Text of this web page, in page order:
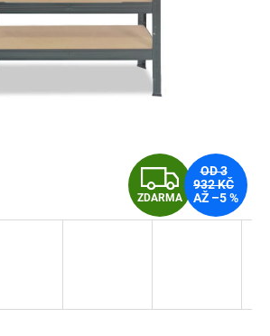
Z
D
ZDARMA
OD 3
932 KČ
AŽ –5 %